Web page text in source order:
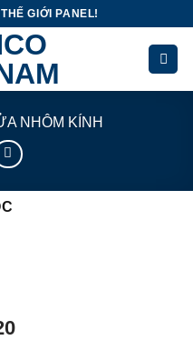
GIỚI PANEL!
NHÔM KÍNH